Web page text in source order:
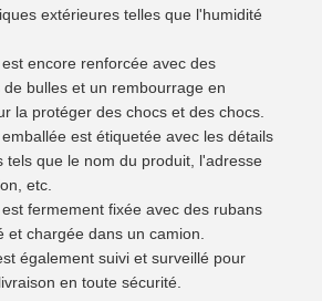
extérieures telles que l'humidité
encore renforcée avec des
de bulles et un rembourrage en
la protéger des chocs et des chocs.
est étiquetée avec les détails
tels que le nom du produit, l'adresse
etc.
fermement fixée avec des rubans
et chargée dans un camion.
également suivi et surveillé pour
en toute sécurité.